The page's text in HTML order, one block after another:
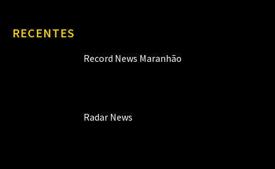
RECENTES
Record News Maranhão
Radar News